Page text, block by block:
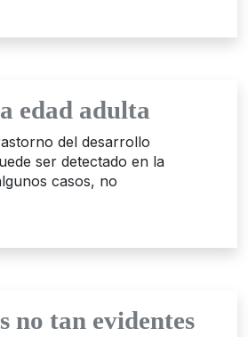
edad adulta
del desarrollo
ser detectado en la
casos, no
no tan evidentes